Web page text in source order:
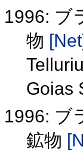
1996: ブ
物
Goias
1996: ブ
鉱物